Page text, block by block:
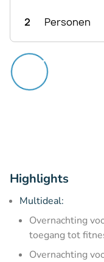
2 Personen
Highlights
Multideal:
Overnachting
toegang tot
Overnachting